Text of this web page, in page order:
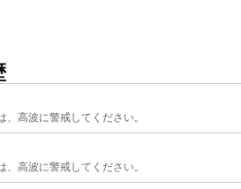
高波に警戒してください。
高波に警戒してください。